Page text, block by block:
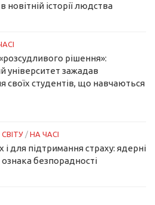
новітній історії людства
рішення»:
університет зажадав
своїх студентів, що навчаються
СВІТУ / НА ЧАСІ
і для підтримання страху: ядерні
безпорадності